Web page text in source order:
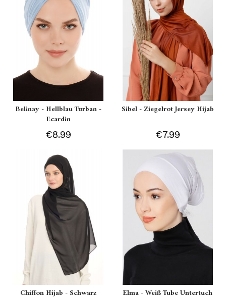
Belinay - Hellblau Turban -
Ecardin
€8.99
Sibel - Ziegelrot Jersey Hijab
€7.99
Chiffon Hijab - Schwarz Elma - Weiß Tube Untertuch